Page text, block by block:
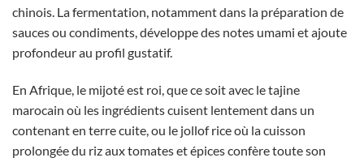
chinois. La fermentation, notamment dans la préparation de
sauces ou condiments, développe des notes umami et ajoute
profondeur au profil gustatif.
En Afrique, le mijoté est roi, que ce soit avec le tajine
marocain où les ingrédients cuisent lentement dans un
contenant en terre cuite, ou le jollof rice où la cuisson
prolongée du riz aux tomates et épices confère toute son